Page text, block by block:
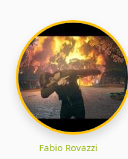
Fabio Rovazzi